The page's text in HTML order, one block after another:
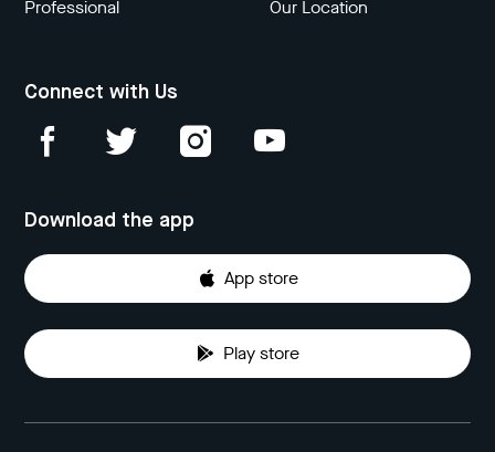
Professional
Our Location
Connect with Us
Download the app
App store
Play store